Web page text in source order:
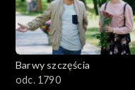
1401–1500
1301–1400
Barwy szczęścia
odc. 1790